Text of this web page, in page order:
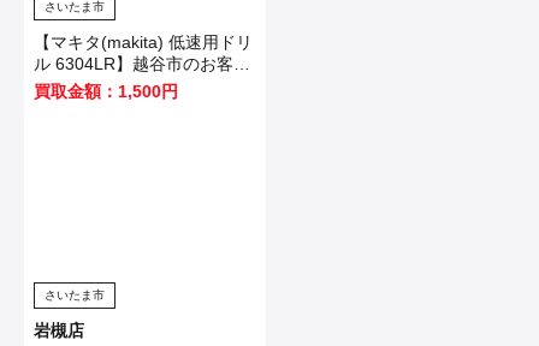
さいたま市
【マキタ(makita) 低速用ドリ
ル 6304LR】越谷市のお客様
から買取いたしました！
買取金額：1,500円
さいたま市
岩槻店